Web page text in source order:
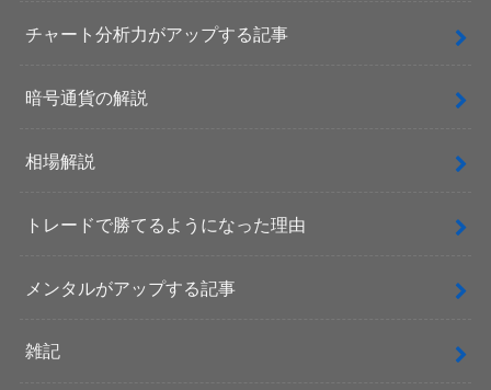
チャート分析力がアップする記事
暗号通貨の解説
相場解説
トレードで勝てるようになった理由
メンタルがアップする記事
雑記